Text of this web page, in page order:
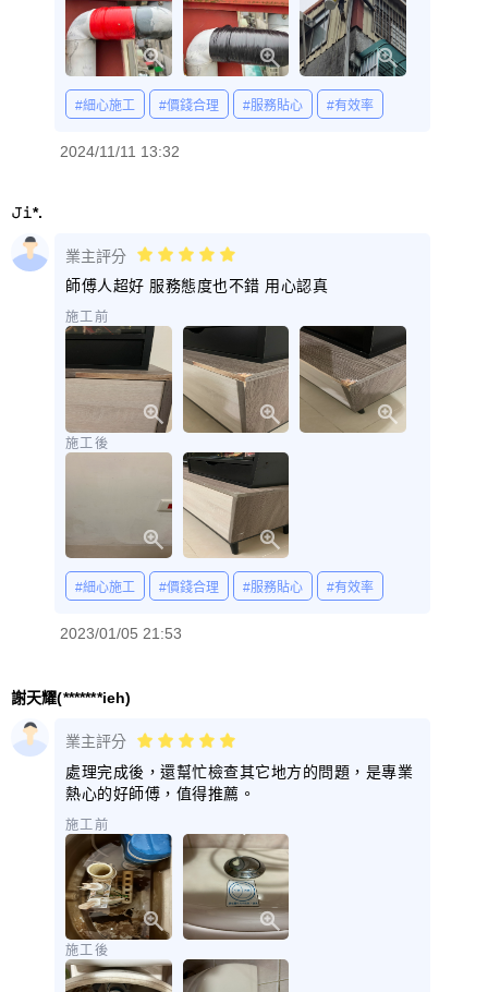
#細心施工 #價錢合理 #服務貼心 #有效率
2024/11/11 13:32
𝙹𝚒*.
業主評分
師傅人超好 服務態度也不錯 用心認真
施工前
施工後
#細心施工 #價錢合理 #服務貼心 #有效率
2023/01/05 21:53
謝天耀(*******ieh)
業主評分
處理完成後，還幫忙檢查其它地方的問題，是專業
熱心的好師傅，值得推薦。
施工前
施工後